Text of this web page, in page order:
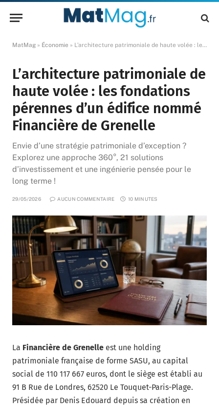
MatMag » Économie » L’architecture patrimoniale de haute volée : les fondations pérennes d’un édifice nommé Financière de Grenelle
L’architecture patrimoniale de
haute volée : les fondations
pérennes d’un édifice nommé
Financière de Grenelle
Envie d’une stratégie patrimoniale d’exception ?
Explorez une approche 360°, 21 solutions
d’investissement et une ingénierie pensée pour le
long terme !
29/05/2026 AUCUN COMMENTAIRE 10 MINUTES
La Financière de Grenelle est une holding
patrimoniale française de forme SASU, au capital
social de 110 117 667 euros, dont le siège est établi au
91 B Rue de Londres, 62520 Le Touquet-Paris-Plage.
Présidée par Denis Edouard depuis sa création en